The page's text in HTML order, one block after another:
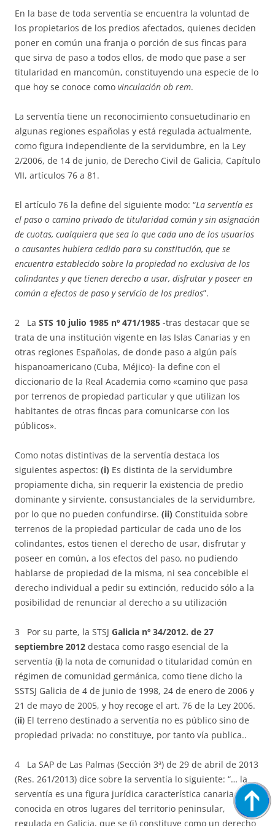
En la base de toda serventía se encuentra la voluntad de
los propietarios de los predios afectados, quienes deciden
poner en común una franja o porción de sus fincas para
que sirva de paso a todos ellos, de modo que pase a ser
titularidad en mancomún, constituyendo una especie de lo
que hoy se conoce como vinculación ob rem.
La serventía tiene un reconocimiento consuetudinario en
algunas regiones españolas y está regulada actualmente,
como figura independiente de la servidumbre, en la Ley
2/2006, de 14 de junio, de Derecho Civil de Galicia, Capítulo
VII, artículos 76 a 81.
El artículo 76 la define del siguiente modo: “La serventía es
el paso o camino privado de titularidad común y sin asignación
de cuotas, cualquiera que sea lo que cada uno de los usuarios
o causantes hubiera cedido para su constitución, que se
encuentra establecido sobre la propiedad no exclusiva de los
colindantes y que tienen derecho a usar, disfrutar y poseer en
común a efectos de paso y servicio de los predios”.
2 La STS 10 julio 1985 nº 471/1985 -tras destacar que se
trata de una institución vigente en las Islas Canarias y en
otras regiones Españolas, de donde paso a algún país
hispanoamericano (Cuba, Méjico)- la define con el
diccionario de la Real Academia como «camino que pasa
por terrenos de propiedad particular y que utilizan los
habitantes de otras fincas para comunicarse con los
públicos».
Como notas distintivas de la serventía destaca los
siguientes aspectos: (i) Es distinta de la servidumbre
propiamente dicha, sin requerir la existencia de predio
dominante y sirviente, consustanciales de la servidumbre,
por lo que no pueden confundirse. (ii) Constituida sobre
terrenos de la propiedad particular de cada uno de los
colindantes, estos tienen el derecho de usar, disfrutar y
poseer en común, a los efectos del paso, no pudiendo
hablarse de propiedad de la misma, ni sea concebible el
derecho individual a pedir su extinción, reducido sólo a la
posibilidad de renunciar al derecho a su utilización
3 Por su parte, la STSJ Galicia nº 34/2012. de 27
septiembre 2012 destaca como rasgo esencial de la
serventía (i) la nota de comunidad o titularidad común en
régimen de comunidad germánica, como tiene dicho la
SSTSJ Galicia de 4 de junio de 1998, 24 de enero de 2006 y
21 de mayo de 2005, y hoy recoge el art. 76 de la Ley 2006.
(ii) El terreno destinado a serventía no es público sino de
propiedad privada: no constituye, por tanto vía publica..
4 La SAP de Las Palmas (Sección 3ª) de 29 de abril de 2013
(Res. 261/2013) dice sobre la serventía lo siguiente: “… la
serventía es una figura jurídica característica canaria,
conocida en otros lugares del territorio peninsular,
regulada en Galicia, que se (i) constituye como un derecho